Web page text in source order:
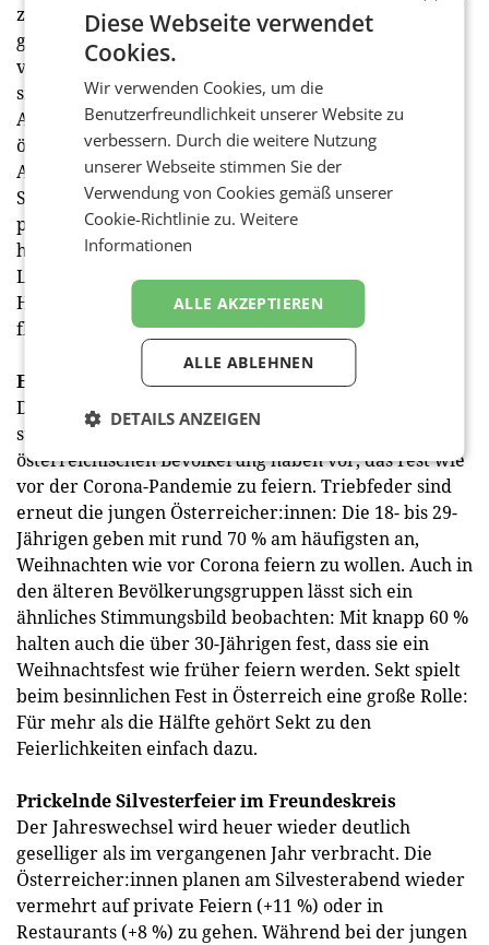
zu spüren. Die insbesondere von den Jungen
getriebene Rückkehr zur Normalität lässt uns
vorsichtig optimistisch in die Zukunft blicken. Dass
sich Sekt als Trendgetränk vor allem in den jungen
Altersgruppen etabliert, freut uns als größte
österreichische Sektkellerei natürlich besonders.
Auch das wachsende Bewusstsein für heimische
Sektprodukte sehen wir bei Schlumberger sehr
positiv. Als Unternehmen, das seit 180 Jahren für
höchste, österreichische Qualität, Genuss und
Lebensfreude steht, fühlen wir uns in unserem
Handeln bestätigt und setzen weiterhin auf die
fließende Verbindung von Tradition und Moderne.“
Ein Weihnachten wie früher
Die Aussichten auf ein beschwingtes Weihnachtsfest
stehen gut in diesem Jahr: Zwei Drittel der
österreichischen Bevölkerung haben vor, das Fest wie
vor der Corona-Pandemie zu feiern. Triebfeder sind
erneut die jungen Österreicher:innen: Die 18- bis 29-
Jährigen geben mit rund 70 % am häufigsten an,
Weihnachten wie vor Corona feiern zu wollen. Auch in
den älteren Bevölkerungsgruppen lässt sich ein
ähnliches Stimmungsbild beobachten: Mit knapp 60 %
halten auch die über 30-Jährigen fest, dass sie ein
Weihnachtsfest wie früher feiern werden. Sekt spielt
beim besinnlichen Fest in Österreich eine große Rolle:
Für mehr als die Hälfte gehört Sekt zu den
Feierlichkeiten einfach dazu.
Prickelnde Silvesterfeier im Freundeskreis
Der Jahreswechsel wird heuer wieder deutlich
geselliger als im vergangenen Jahr verbracht. Die
Österreicher:innen planen am Silvesterabend wieder
vermehrt auf private Feiern (+11 %) oder in
Restaurants (+8 %) zu gehen. Während bei der jungen
Diese Webseite verwendet
Cookies.
Wir verwenden Cookies, um die
Benutzerfreundlichkeit unserer Website zu
verbessern. Durch die weitere Nutzung
unserer Webseite stimmen Sie der
Verwendung von Cookies gemäß unserer
Cookie-Richtlinie zu.Weitere
Informationen
ALLE AKZEPTIEREN
ALLE ABLEHNEN
DETAILS ANZEIGEN